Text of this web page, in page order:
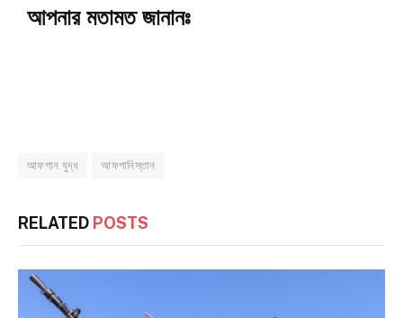
আপনার মতামত জানানঃ
আফগান যুদ্ধ আফগানিস্তান
RELATED POSTS